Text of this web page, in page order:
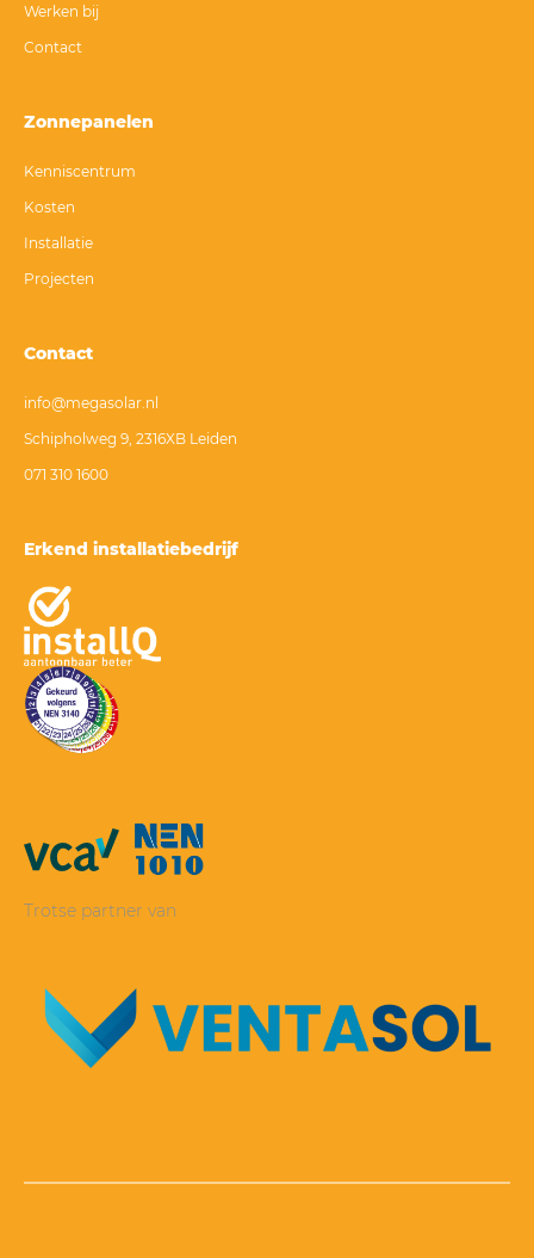
Werken bij
Contact
Zonnepanelen
Kenniscentrum
Kosten
Installatie
Projecten
Contact
info@megasolar.nl
Schipholweg 9, 2316XB Leiden
071 310 1600
Erkend installatiebedrijf
Trotse partner van